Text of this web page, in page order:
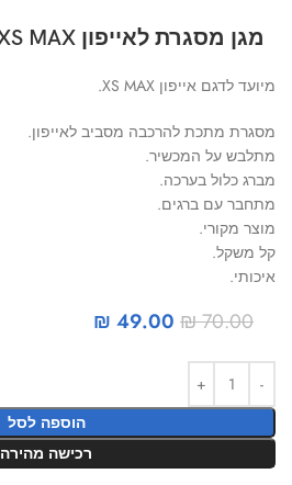
מגן מסגרת לאייפון XS MAX
מיועד לדגם אייפון XS MAX.
מסגרת מתכת להרכבה מסביב לאייפון.
מתלבש על המכשיר.
מברג כלול בערכה.
מתחבר עם ברגים.
מוצר מקורי.
קל משקל.
איכותי.
₪70.00
₪ 49.00
הוספה לסל
רכישה מהירה